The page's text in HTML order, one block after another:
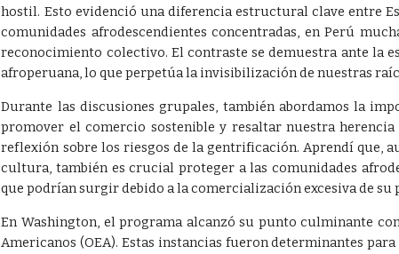
hostil. Esto evidenció una diferencia estructural clave entre
comunidades afrodescendientes concentradas, en Perú
reconocimiento colectivo. El contraste se demuestra ante la
afroperuana, lo que perpetúa la invisibilización de nuestras
Durante las discusiones grupales, también abordamos la
promover el comercio sostenible y resaltar nuestra
reflexión sobre los riesgos de la gentrificación. Aprendí que,
cultura, también es crucial proteger a las comunidades
que podrían surgir debido a la comercialización excesiva de su
En Washington, el programa alcanzó su punto culminante
Americanos (OEA). Estas instancias fueron determinantes